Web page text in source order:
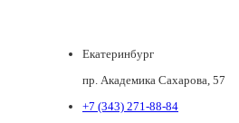
Екатеринбург
пр. Академика Сахарова, 57
+7 (343) 271-88-84